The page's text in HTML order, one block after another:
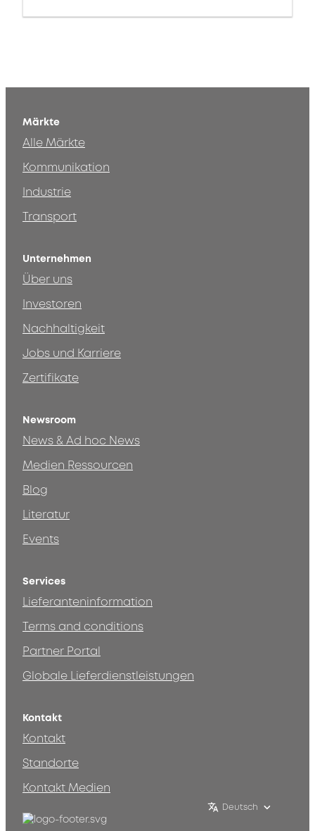
Märkte
Alle Märkte
Kommunikation
Industrie
Transport
Unternehmen
Über uns
Investoren
Nachhaltigkeit
Jobs und Karriere
Zertifikate
Newsroom
News & Ad hoc News
Medien Ressourcen
Blog
Literatur
Events
Services
Lieferanteninformation
Terms and conditions
Partner Portal
Globale Lieferdienstleistungen
Kontakt
Kontakt
Standorte
Kontakt Medien
Deutsch